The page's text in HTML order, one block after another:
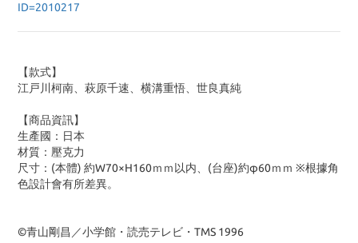
ID=2010217
【款式】
江戸川柯南、萩原千速、横溝重悟、世良真純
【商品資訊】
生產國：日本
材質：壓克力
尺寸：(本體) 約W70×H160ｍｍ以内、(台座)約φ60ｍｍ ※根據角
色設計會有所差異。
©青山剛昌／小学館・読売テレビ・TMS 1996